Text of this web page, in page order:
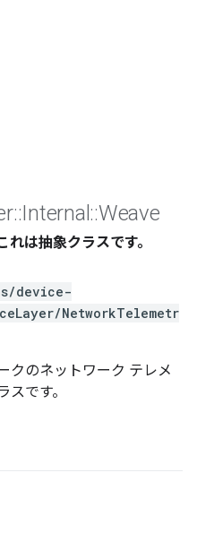
::Internal ::Weave
れは抽象クラスです。
device-
NetworkTelemetr
クのネットワーク テレメ
です。